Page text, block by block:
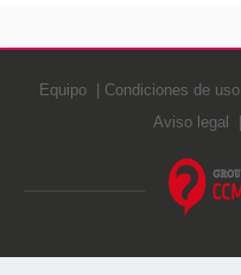
Equipo Condiciones de uso
Aviso legal